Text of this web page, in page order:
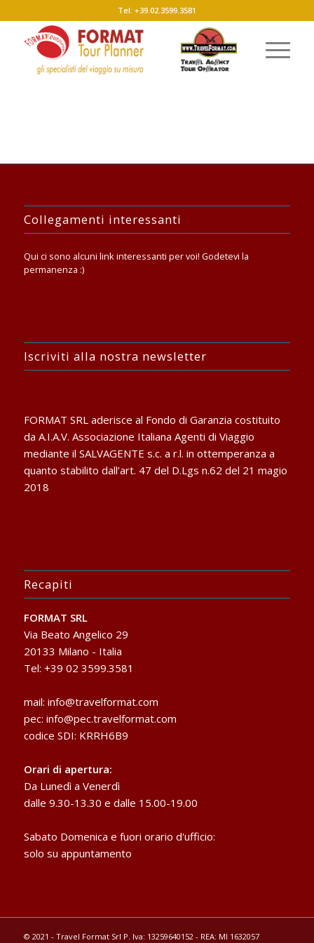
Tel: +39.02.3599.3581
Collegamenti interessanti
Qui ci sono alcuni link interessanti per voi! Godetevi la
permanenza :)
Iscriviti alla nostra newsletter
FORMAT SRL aderisce al Fondo di Garanzia costituito
da A.I.A.V. Associazione Italiana Agenti di Viaggio
mediante il SALVAGENTE s.c. a r.l. in ottemperanza a
quanto stabilito dall’art. 47 del D.Lgs n.62 del 21 magio
2018
Recapiti
FORMAT SRL
Via Beato Angelico 29
20133 Milano - Italia
Tel: +39 02 3599.3581
mail: info@travelformat.com
pec: info@pec.travelformat.com
codice SDI: KRRH6B9
Orari di apertura:
Da Lunedì a Venerdì
dalle 9.30-13.30 e dalle 15.00-19.00
Sabato Domenica e fuori orario d'ufficio:
solo su appuntamento
© 2021 - Travel Format Srl P. Iva: 13259640152 - REA: MI 1632057